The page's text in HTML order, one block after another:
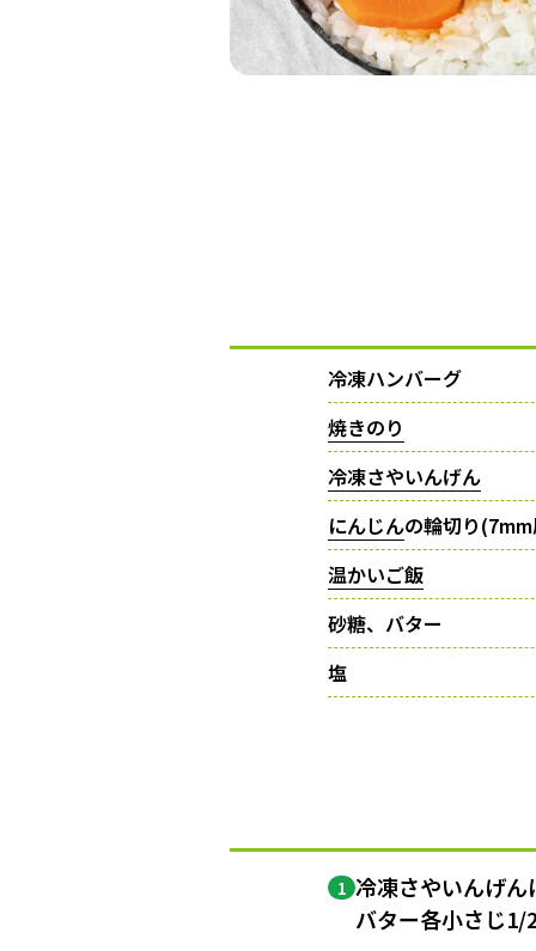
冷凍ハンバーグ
焼きのり
冷凍さやいんげん
にんじんの輪切り
温かいご飯
砂糖、バター
塩
1 冷凍さやいんげ
バター各小さじ1/